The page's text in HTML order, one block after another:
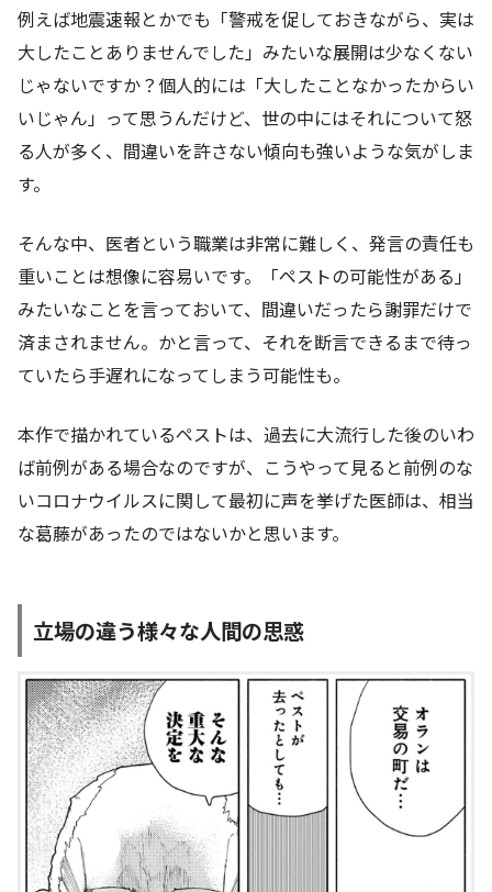
例えば地震速報とかでも「警戒を促しておきながら、実は
大したことありませんでした」みたいな展開は少なくない
じゃないですか？個人的には「大したことなかったからい
いじゃん」って思うんだけど、世の中にはそれについて怒
る人が多く、間違いを許さない傾向も強いような気がしま
す。
そんな中、医者という職業は非常に難しく、発言の責任も
重いことは想像に容易いです。「ペストの可能性がある」
みたいなことを言っておいて、間違いだったら謝罪だけで
済まされません。かと言って、それを断言できるまで待っ
ていたら手遅れになってしまう可能性も。
本作で描かれているペストは、過去に大流行した後のいわ
ば前例がある場合なのですが、こうやって見ると前例のな
いコロナウイルスに関して最初に声を挙げた医師は、相当
な葛藤があったのではないかと思います。
立場の違う様々な人間の思惑